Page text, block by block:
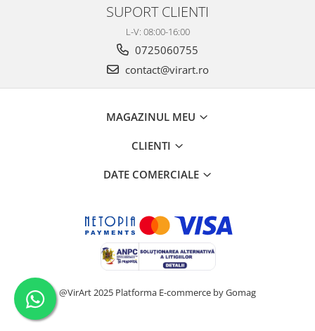
SUPORT CLIENTI
L-V: 08:00-16:00
0725060755
contact@virart.ro
MAGAZINUL MEU
CLIENTI
DATE COMERCIALE
@VirArt 2025 Platforma E-commerce by Gomag